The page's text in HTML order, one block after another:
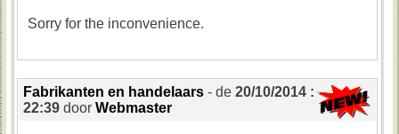
Sorry for the inconvenience.
Fabrikanten en handelaars - de 20/10/2014 :
22:39door Webmaster